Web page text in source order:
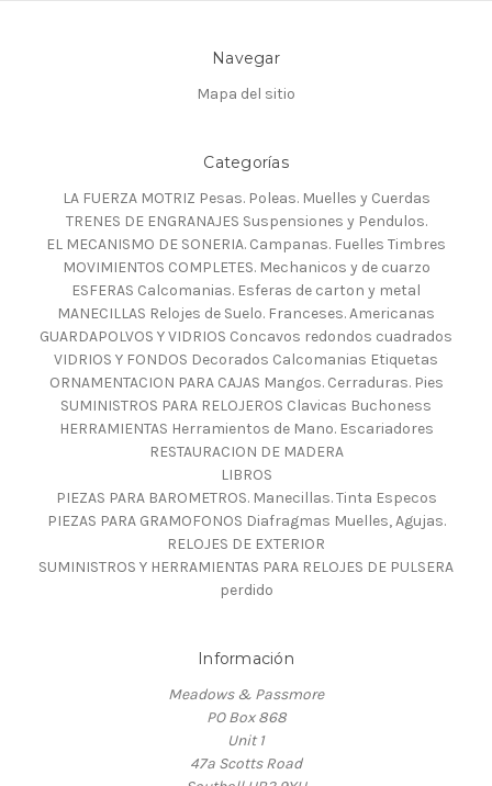
Navegar
Mapa del sitio
Categorías
LA FUERZA MOTRIZ Pesas. Poleas. Muelles y Cuerdas
TRENES DE ENGRANAJES Suspensiones y Pendulos.
EL MECANISMO DE SONERIA. Campanas. Fuelles Timbres
MOVIMIENTOS COMPLETES. Mechanicos y de cuarzo
ESFERAS Calcomanias. Esferas de carton y metal
MANECILLAS Relojes de Suelo. Franceses. Americanas
GUARDAPOLVOS Y VIDRIOS Concavos redondos cuadrados
VIDRIOS Y FONDOS Decorados Calcomanias Etiquetas
ORNAMENTACION PARA CAJAS Mangos. Cerraduras. Pies
SUMINISTROS PARA RELOJEROS Clavicas Buchoness
HERRAMIENTAS Herramientos de Mano. Escariadores
RESTAURACION DE MADERA
LIBROS
PIEZAS PARA BAROMETROS. Manecillas. Tinta Especos
PIEZAS PARA GRAMOFONOS Diafragmas Muelles, Agujas.
RELOJES DE EXTERIOR
SUMINISTROS Y HERRAMIENTAS PARA RELOJES DE PULSERA
perdido
Información
Meadows & Passmore
PO Box 868
Unit 1
47a Scotts Road